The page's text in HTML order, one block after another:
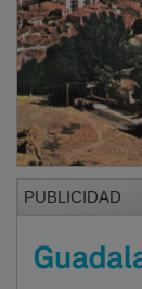
PUBLICIDAD